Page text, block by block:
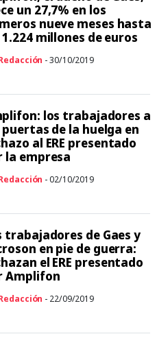
un 27,7% en los
nueve meses hasta
1.224 millones de euros
- 30/10/2019
los trabajadores a
puertas de la huelga en
al ERE presentado
la empresa
- 02/10/2019
trabajadores de Gaes y
en pie de guerra:
el ERE presentado
Amplifon
- 22/09/2019